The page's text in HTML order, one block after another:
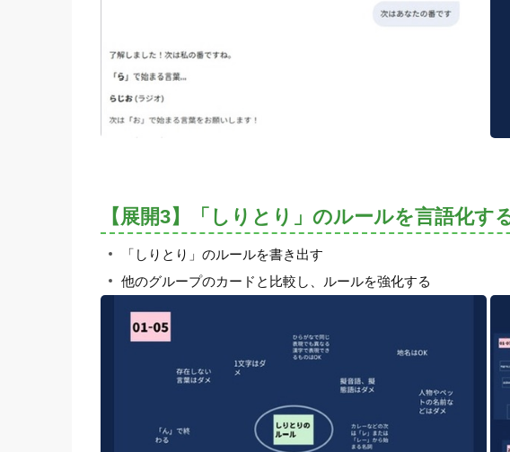
【展開3】「しりとり」のルールを言語化す
「しりとり」のルールを書き出す
他のグループのカードと比較し、ルールを強化する